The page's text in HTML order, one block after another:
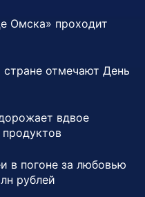
Омска» проходит
отмечают День
вдвое
в погоне за любовью
рублей